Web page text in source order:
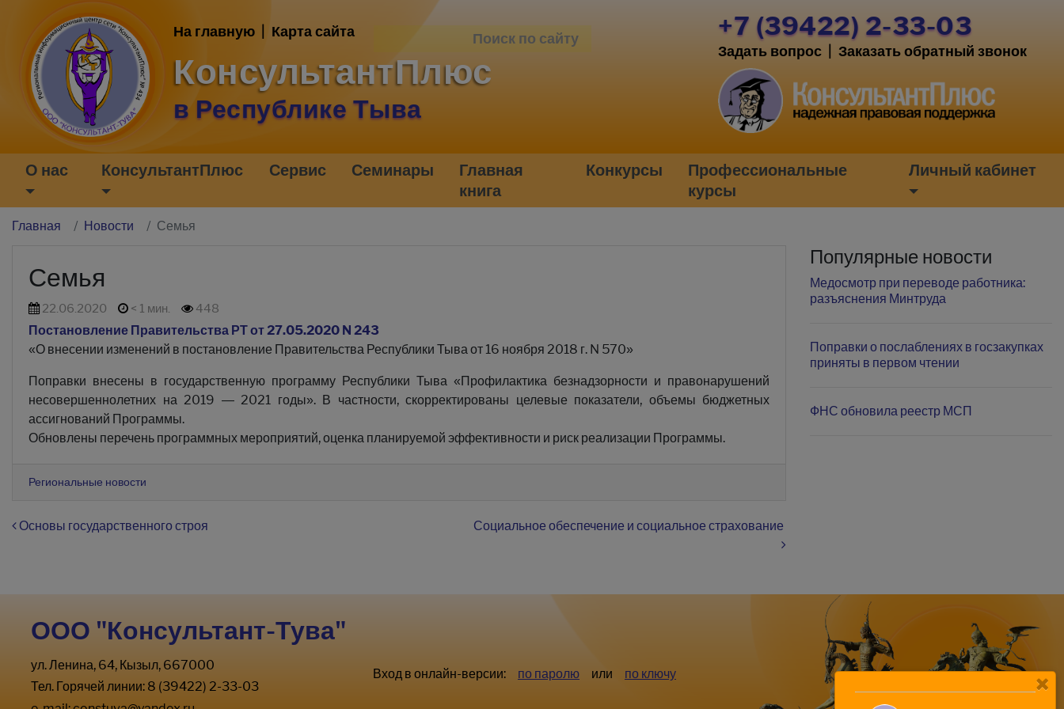
На главную Карта сайта
КонсультантПлюс
в Республике Тыва
+7 (39422) 2-33-03
Задать вопрос Заказать обратный звонок
О нас КонсультантПлюс Сервис Семинары
Главная
книга
Конкурсы
Профессиональные
курсы
Личный кабинет
Главная Новости Семья
Семья
22.06.2020 < 1 мин. 448
Постановление Правительства РТ от 27.05.2020 N 243
«О внесении изменений в постановление Правительства Республики Тыва от 16 ноября 2018 г. N 570»
Поправки внесены в государственную программу Республики Тыва «Профилактика безнадзорности и правонарушений
несовершеннолетних на 2019 — 2021 годы». В частности, скорректированы целевые показатели, объемы бюджетных
ассигнований Программы.
Обновлены перечень программных мероприятий, оценка планируемой эффективности и риск реализации Программы.
Региональные новости
Навигация по записям
Основы государственного строя Социальное обеспечение и социальное страхование
Популярные новости
Медосмотр при переводе работника:
разъяснения Минтруда
Поправки о послаблениях в госзакупках
приняты в первом чтении
ФНС обновила реестр МСП
ООО "Консультант-Тува"
ул. Ленина, 64, Кызыл, 667000
Тел. Горячей линии: 8 (39422) 2-33-03
Вход в онлайн-версии: по паролю или по ключу